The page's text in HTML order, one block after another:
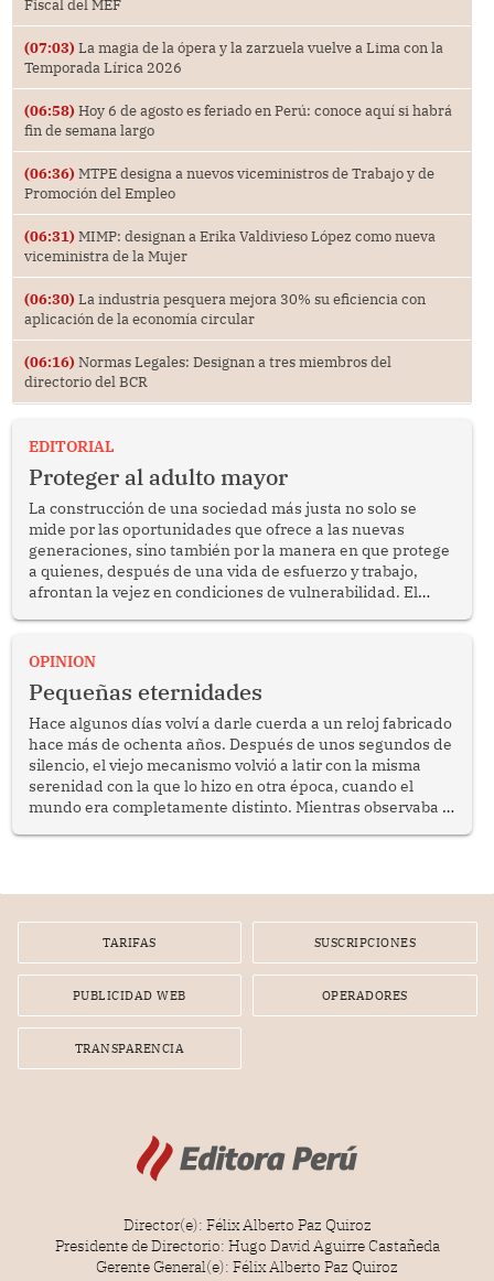
Fiscal del MEF
(07:03) La magia de la ópera y la zarzuela vuelve a Lima con la
Temporada Lírica 2026
(06:58) Hoy 6 de agosto es feriado en Perú: conoce aquí si habrá
fin de semana largo
(06:36) MTPE designa a nuevos viceministros de Trabajo y de
Promoción del Empleo
(06:31) MIMP: designan a Erika Valdivieso López como nueva
viceministra de la Mujer
(06:30) La industria pesquera mejora 30% su eficiencia con
aplicación de la economía circular
(06:16) Normas Legales: Designan a tres miembros del
directorio del BCR
EDITORIAL
Proteger al adulto mayor
La construcción de una sociedad más justa no solo se
mide por las oportunidades que ofrece a las nuevas
generaciones, sino también por la manera en que protege
a quienes, después de una vida de esfuerzo y trabajo,
afrontan la vejez en condiciones de vulnerabilidad. El
bimestrales el subsidio que reciben los beneficiarios del
reflexionar sobre la importancia de fortalecer las políticas
públicas dirigidas a los adultos mayores en pobreza.
OPINION
Pequeñas eternidades
Hace algunos días volví a darle cuerda a un reloj fabricado
hace más de ochenta años. Después de unos segundos de
silencio, el viejo mecanismo volvió a latir con la misma
serenidad con la que lo hizo en otra época, cuando el
mundo era completamente distinto. Mientras observaba el
TARIFAS SUSCRIPCIONES
PUBLICIDAD WEB OPERADORES
TRANSPARENCIA
Director(e): Félix Alberto Paz Quiroz
Presidente de Directorio: Hugo David Aguirre Castañeda
Gerente General(e): Félix Alberto Paz Quiroz